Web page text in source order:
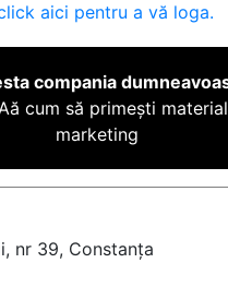
aici pentru a vă loga.
compania
cum să primești
marketing
nr 39, Constanța